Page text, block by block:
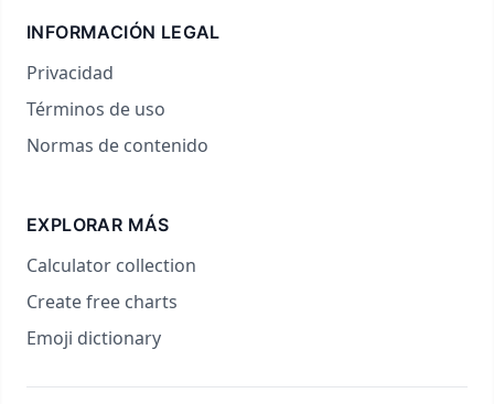
INFORMACIÓN LEGAL
Privacidad
Términos de uso
Normas de contenido
EXPLORAR MÁS
Calculator collection
Create free charts
Emoji dictionary